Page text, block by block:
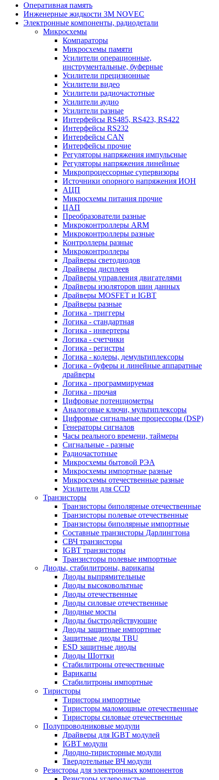
Оперативная память
Инженерные жидкости 3M NOVEC
Электронные компоненты, радиодетали
Микросхемы
Компараторы
Микросхемы памяти
Усилители операционные,
инструментальные, буферные
Усилители прецизионные
Усилители видео
Усилители радиочастотные
Усилители аудио
Усилители разные
Интерфейсы RS485, RS423, RS422
Интерфейсы RS232
Интерфейсы CAN
Интерфейсы прочие
Регуляторы напряжения импульсные
Регуляторы напряжения линейные
Микропроцессорные супервизоры
Источники опорного напряжения ИОН
АЦП
Микросхемы питания прочие
ЦАП
Преобразователи разные
Микроконтроллеры ARM
Микроконтроллеры разные
Контроллеры разные
Микроконтроллеры
Драйверы светодиодов
Драйверы дисплеев
Драйверы управления двигателями
Драйверы изоляторов шин данных
Драйверы MOSFET и IGBT
Драйверы разные
Логика - триггеры
Логика - стандартная
Логика - инвертеры
Логика - счетчики
Логика - регистры
Логика - кодеры, демультиплексоры
Логика - буферы и линейные аппаратные
драйверы
Логика - программируемая
Логика - прочая
Цифровые потенциометры
Аналоговые ключи, мультиплексоры
Цифровые сигнальные процессоры (DSP)
Генераторы сигналов
Часы реального времени, таймеры
Сигнальные - разные
Радиочастотные
Микросхемы бытовой РЭА
Микросхемы импортные разные
Микросхемы отечественные разные
Усилители для CCD
Транзисторы
Транзисторы биполярные отечественные
Транзисторы полевые отечественные
Транзисторы биполярные импортные
Составные транзисторы Дарлингтона
СВЧ транзисторы
IGBT транзисторы
Транзисторы полевые импортные
Диоды, стабилитроны, варикапы
Диоды выпрямительные
Диоды высоковольтные
Диоды отечественные
Диоды силовые отечественные
Диодные мосты
Диоды быстродействующие
Диоды защитные импортные
Защитные диоды TBU
ESD защитные диоды
Диоды Шоттки
Стабилитроны отечественные
Варикапы
Стабилитроны импортные
Тиристоры
Тиристоры импортные
Тиристоры маломощные отечественные
Тиристоры силовые отечественные
Полупроводниковые модули
Драйверы для IGBT модулей
IGBT модули
Диодно-тиристорные модули
Твердотельные ВЧ модули
Резисторы для электронных компонентов